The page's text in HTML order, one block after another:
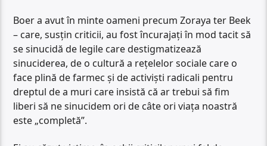
Boer a avut în minte oameni precum Zoraya ter Beek
– care, susțin criticii, au fost încurajați în mod tacit să
se sinucidă de legile care destigmatizează
sinuciderea, de o cultură a rețelelor sociale care o
face plină de farmec și de activiști radicali pentru
dreptul de a muri care insistă că ar trebui să fim
liberi să ne sinucidem ori de câte ori viața noastră
este „completă”.